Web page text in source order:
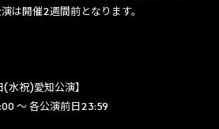
は開催2週間前となります。
水祝)愛知公演】
〜 各公演前日23:59